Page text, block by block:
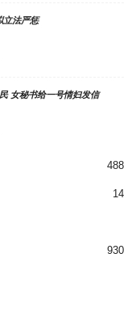
立法严惩
女秘书给一号情妇发信
488
14
930